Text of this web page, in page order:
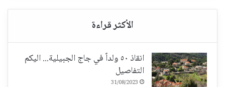
انقاذ ٥٠ ولداً في جاج الجبيلية... اليكم
التفاصيل
31/08/2023